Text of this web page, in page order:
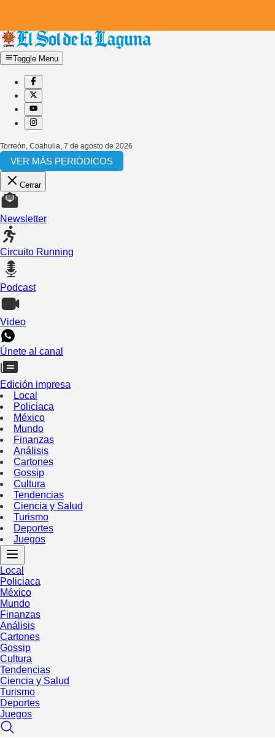
Toggle Menu
Torreón, Coahuila 7 de agosto de 2026
VER MÁS PERIÓDICOS
Cerrar
Newsletter
Circuito Running
Podcast
Video
Únete al canal
Edición impresa
Local
Policiaca
México
Mundo
Finanzas
Análisis
Cartones
Gossip
Cultura
Tendencias
Ciencia y Salud
Turismo
Deportes
Juegos
Local
Policiaca
México
Mundo
Finanzas
Análisis
Cartones
Gossip
Cultura
Tendencias
Ciencia y Salud
Turismo
Deportes
Juegos